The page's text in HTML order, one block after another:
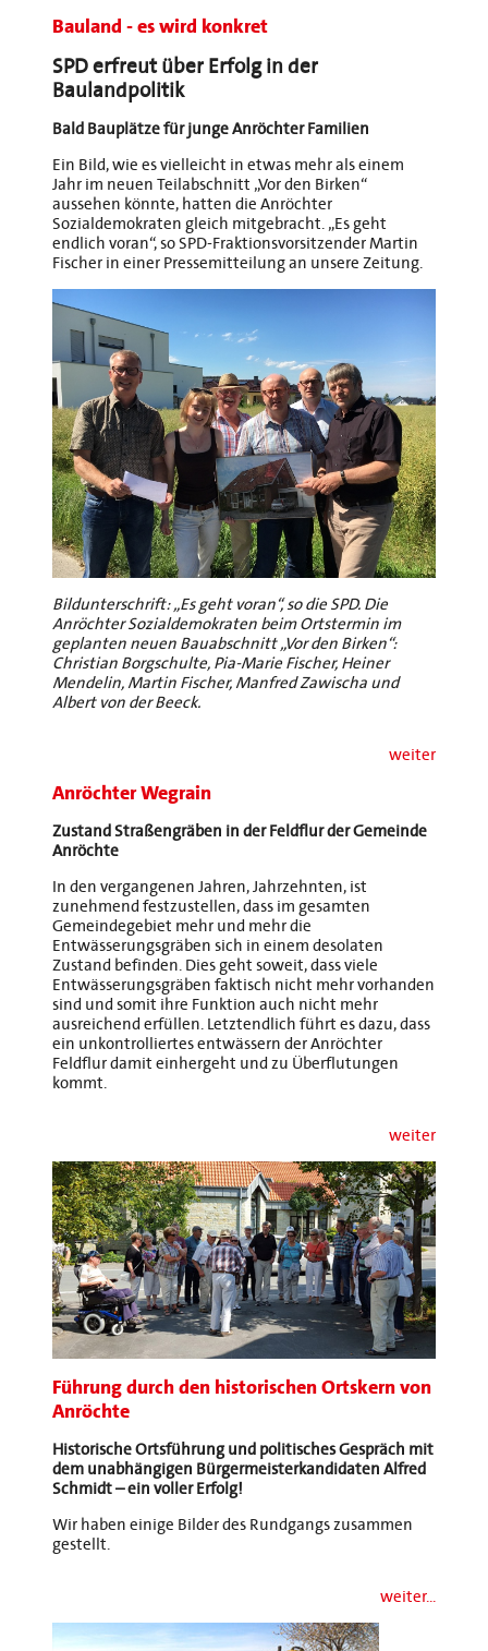
Bauland - es wird konkret
SPD erfreut über Erfolg in der
Baulandpolitik
Bald Bauplätze für junge Anröchter Familien
Ein Bild, wie es vielleicht in etwas mehr als einem
Jahr im neuen Teilabschnitt „Vor den Birken“
aussehen könnte, hatten die Anröchter
Sozialdemokraten gleich mitgebracht. „Es geht
endlich voran“, so SPD-Fraktionsvorsitzender Martin
Fischer in einer Pressemitteilung an unsere Zeitung.
Bildunterschrift: „Es geht voran“, so die SPD. Die
Anröchter Sozialdemokraten beim Ortstermin im
geplanten neuen Bauabschnitt „Vor den Birken“:
Christian Borgschulte, Pia-Marie Fischer, Heiner
Mendelin, Martin Fischer, Manfred Zawischa und
Albert von der Beeck.
weiter
Anröchter Wegrain
Zustand Straßengräben in der Feldflur der Gemeinde
Anröchte
In den vergangenen Jahren, Jahrzehnten, ist
zunehmend festzustellen, dass im gesamten
Gemeindegebiet mehr und mehr die
Entwässerungsgräben sich in einem desolaten
Zustand befinden. Dies geht soweit, dass viele
Entwässerungsgräben faktisch nicht mehr vorhanden
sind und somit ihre Funktion auch nicht mehr
ausreichend erfüllen. Letztendlich führt es dazu, dass
ein unkontrolliertes entwässern der Anröchter
Feldflur damit einhergeht und zu Überflutungen
kommt.
weiter
Führung durch den historischen Ortskern von
Anröchte
Historische Ortsführung und politisches Gespräch mit
dem unabhängigen Bürgermeisterkandidaten Alfred
Schmidt – ein voller Erfolg!
Wir haben einige Bilder des Rundgangs zusammen
gestellt.
weiter...